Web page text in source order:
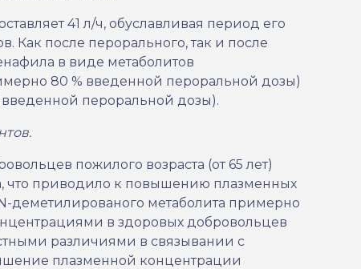
41 л/ч, обуславливая период его
Как после перорального, так и после
в виде метаболитов
80 % введенной пероральной дозы)
пероральной дозы).
пожилого возраста (от 65 лет)
что приводило к повышению плазменных
деметилированого метаболита примерно
в здоровых добровольцев
различиями в связывании с
плазменной концентрации